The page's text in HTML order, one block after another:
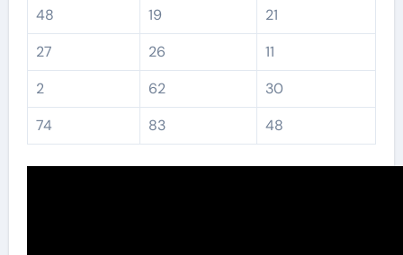
48
19
21
27
26
11
2
62
30
74
83 48